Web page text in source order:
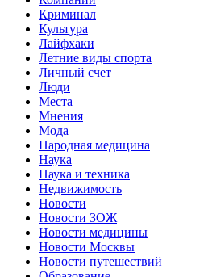
Криминал
Культура
Лайфхаки
Летние виды спорта
Личный счет
Люди
Места
Мнения
Мода
Народная медицина
Наука
Наука и техника
Недвижимость
Новости
Новости ЗОЖ
Новости медицины
Новости Москвы
Новости путешествий